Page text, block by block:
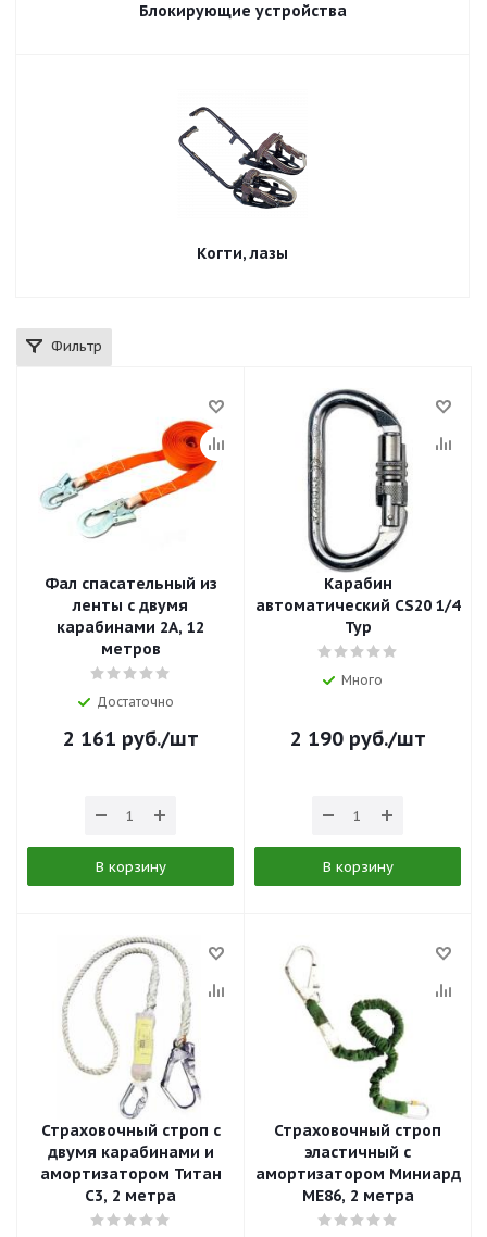
Блокирующие устройства
Когти, лазы
Фильтр
Фал спасательный из
ленты с двумя
карабинами 2А, 12
метров
Достаточно
2 161 руб./шт
В корзину
Карабин
автоматический CS20 1/4
Тур
Много
2 190руб./шт
В корзину
Страховочный строп с
двумя карабинами и
амортизатором Титан
С3, 2 метра
Страховочный строп
эластичный с
амортизатором Миниард
ME86, 2 метра